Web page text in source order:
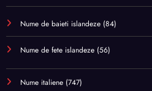
Nume de baieti islandeze (84)
Nume de fete islandeze (56)
Nume italiene (747)